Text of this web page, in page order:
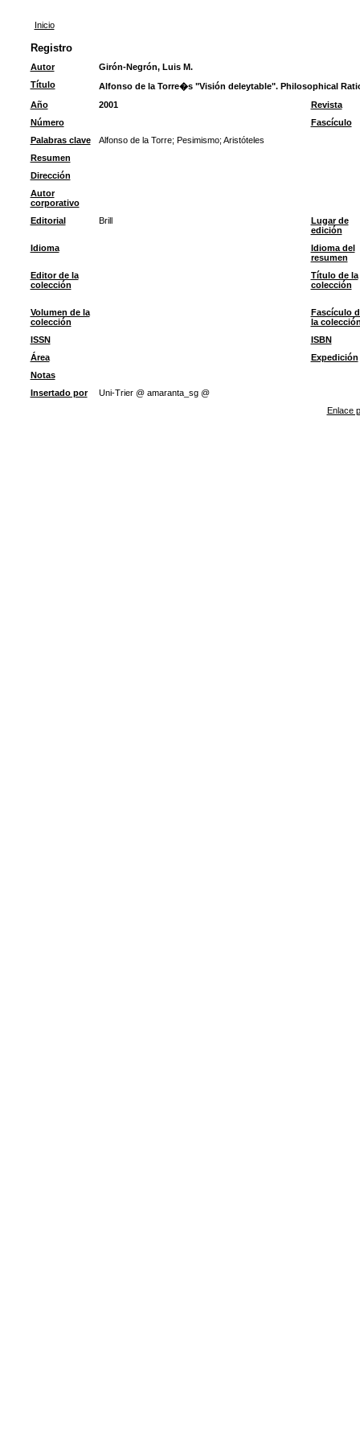
Inicio
Registro
Autor
Girón-Negrón, Luis M.
Título
Alfonso de la Torre�s "Visión deleytable". Philosophical
Año
2001
Revista
Número
Fascículo
Palabras clave
Alfonso de la Torre; Pesimismo; Aristóteles
Resumen
Dirección
Autor
corporativo
Editorial
Brill
Lugar de
edición
Idioma
Idioma del
resumen
Editor de la
colección
Título de la
colección
Volumen de la
colección
Fascículo
la
ISSN
ISBN
Área
Expedición
Notas
Insertado por
Uni-Trier @ amaranta_sg @
Enlace